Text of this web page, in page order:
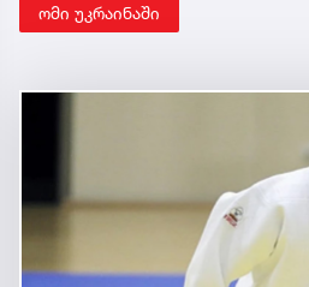
ომი უკრაინაში